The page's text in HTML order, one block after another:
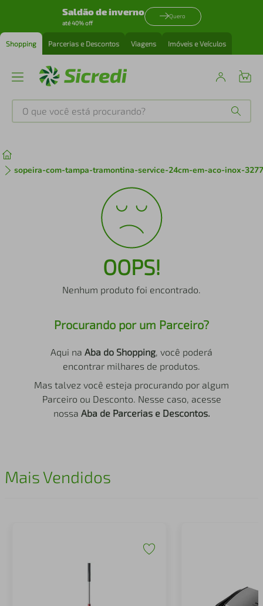
Saldão de inverno
até 40% off
Quero
Shopping Parcerias e Descontos Viagens Imóveis e Veículos
O que você está procurando?
sopeira-com-tampa-tramontina-service-24cm-em-aco-inox-
OOPS!
Nenhum produto foi encontrado.
Procurando por um Parceiro?
Aqui na Aba do Shopping, você poderá
encontrar milhares de produtos.
Mas talvez você esteja procurando por algum
Parceiro ou Desconto. Nesse caso, acesse
nossa Aba de Parcerias e Descontos.
Mais Vendidos
1º
iphone